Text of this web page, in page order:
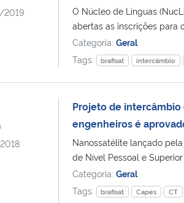
O Núcleo de Línguas
abertas as inscrições para
Categoria: Geral
Tags:
brafisat intercâmbio
Projeto de intercâmbio
engenheiros é
Nanossatélite lançado
de Nível Pessoal e
Categoria: Geral
Tags:
brafisat Capes CT